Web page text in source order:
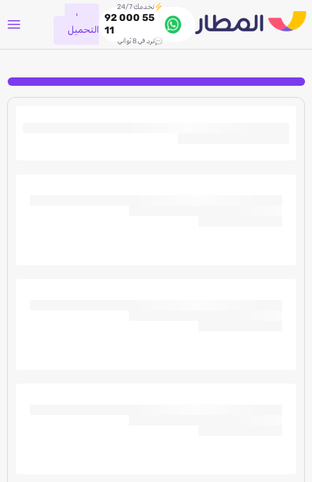
نخدمك 24/7
92 000 55
11
نرد في 8 ثواني
جاري
التحميل